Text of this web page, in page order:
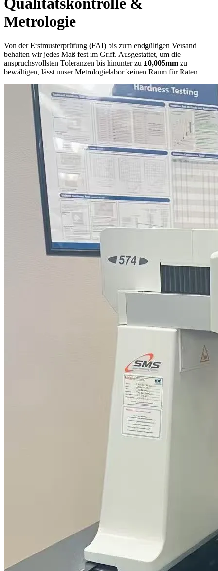
Qualitätskontrolle &
Metrologie
Von der Erstmusterprüfung (FAI) bis zum endgültigen Versand
behalten wir jedes Maß fest im Griff. Ausgestattet, um die
anspruchsvollsten Toleranzen bis hinunter zu ±0,005mm zu
bewältigen, lässt unser Metrologielabor keinen Raum für Raten.